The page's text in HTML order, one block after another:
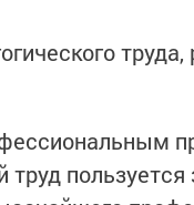
труда,
труд